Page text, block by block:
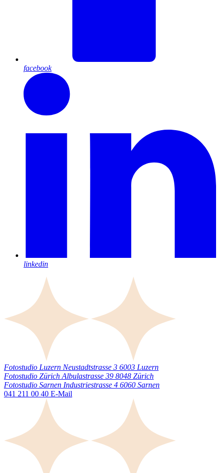
facebook
linkedin
Fotostudio Luzern Neustadtstrasse 3 6003 Luzern
Fotostudio Zürich Albulastrasse 39 8048 Zürich
Fotostudio Sarnen Industriestrasse 4 6060 Sarnen
041 211 00 40 E-Mail